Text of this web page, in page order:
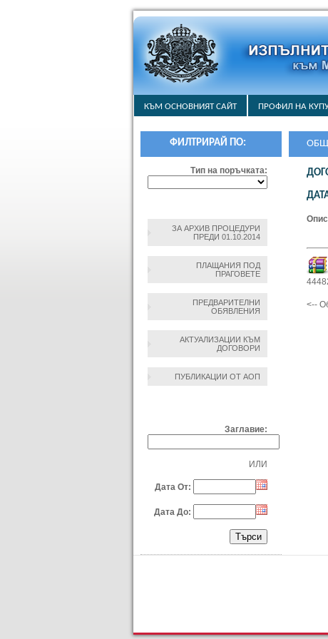
КЪМ ОСНОВНИЯТ САЙТ ПРОФИЛ НА
ФИЛТРИРАЙ ПО:
Тип на поръчката:
ЗА АРХИВ ПРОЦЕДУРИ
ПРЕДИ 01.10.2014
ПЛАЩАНИЯ ПОД
ПРАГОВЕТЕ
ПРЕДВАРИТЕЛНИ
ОБЯВЛЕНИЯ
АКТУАЛИЗАЦИИ КЪМ
ДОГОВОРИ
ПУБЛИКАЦИИ ОТ АОП
Заглавие:
ИЛИ
Дата От:
Дата До:
<--